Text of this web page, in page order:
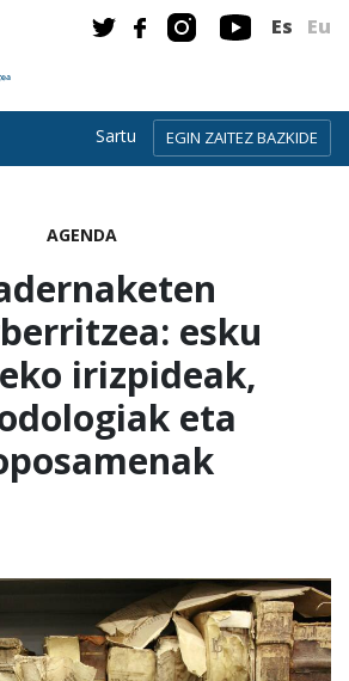
Es Eu
Sartu EGIN ZAITEZ BAZKIDE
AGENDA
esku
irizpideak,
eta